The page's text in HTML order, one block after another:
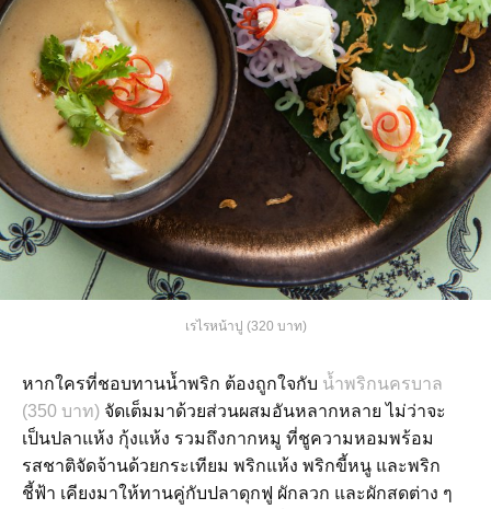
เรไรหน้าปู (320 บาท)
หากใครที่ชอบทานน้ำพริก ต้องถูกใจกับ น้ำพริกนครบาล
(350 บาท) จัดเต็มมาด้วยส่วนผสมอันหลากหลาย ไม่ว่าจะ
เป็นปลาแห้ง กุ้งแห้ง รวมถึงกากหมู ที่ชูความหอมพร้อม
รสชาติจัดจ้านด้วยกระเทียม พริกแห้ง พริกขี้หนู และพริก
ชี้ฟ้า เคียงมาให้ทานคู่กับปลาดุกฟู ผักลวก และผักสดต่าง ๆ